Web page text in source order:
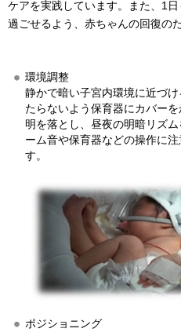
ケアを実践しています。また、1
過ごせるよう、赤ちゃんの回復の
環境調整
静かで暗い子宮内環境に近づ
たらないよう保育器にカバー
明を落とし、昼夜の明暗リズ
ーム音や保育器などの操作に
す。
ポジショニング